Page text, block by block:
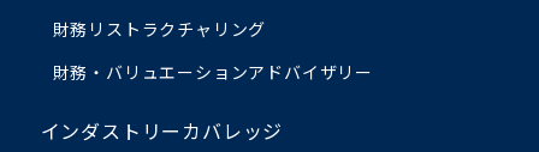
財務リストラクチャリング
財務・バリュエーションアドバイザリー
インダストリーカバレッジ